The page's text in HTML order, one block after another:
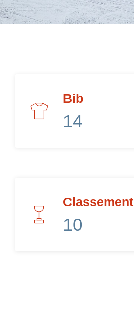
FR
Bib
14
Classement
10